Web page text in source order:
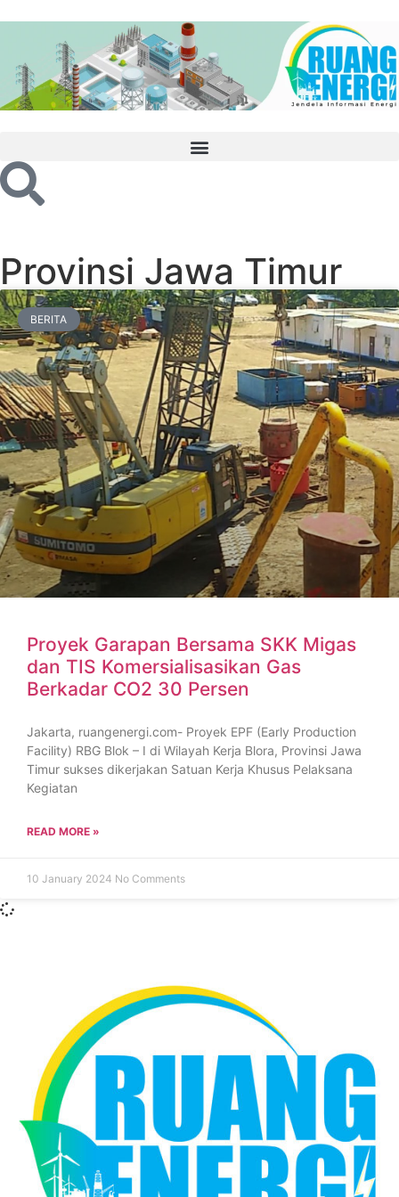
Provinsi Jawa Timur
BERITA
Proyek Garapan Bersama SKK Migas
dan TIS Komersialisasikan Gas
Berkadar CO2 30 Persen
Jakarta, ruangenergi.com- Proyek EPF (Early Production
Facility) RBG Blok – I di Wilayah Kerja Blora, Provinsi Jawa
Timur sukses dikerjakan Satuan Kerja Khusus Pelaksana
Kegiatan
READ MORE »
10 January 2024 No Comments